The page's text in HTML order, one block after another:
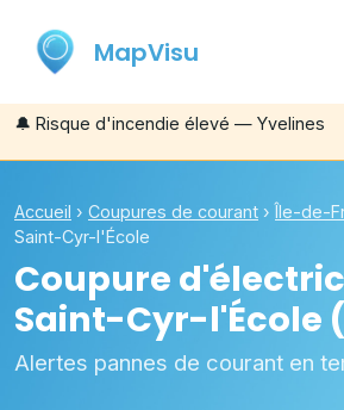
MapVisu
🔔 Risque d'incendie élevé — Yvelines
Accueil › Coupures de courant ›Île-de-
Saint-Cyr-l'École
Coupure
Saint-Cyr-l'École
Alertes pannes de courant en